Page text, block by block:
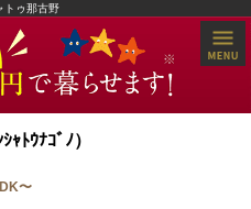
トゥ那古野
ﾄｳﾅｺﾞﾉ）
〜